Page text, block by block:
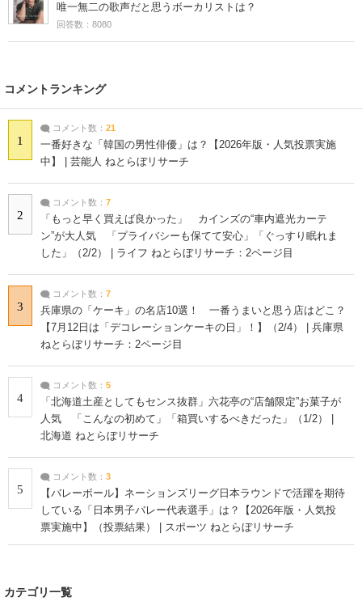
唯一無二の歌声だと思うボーカリストは？
回答数：8080
コメントランキング
1
コメント数： 21
一番好きな「韓国の男性俳優」は？【2026年版・人気投票実施
中】 | 芸能人 ねとらぼリサーチ
2
コメント数： 7
「もっと早く買えば良かった」 カインズの“車内遮光カーテ
ン”が大人気 「プライバシーも保てて安心」「ぐっすり眠れま
した」（2/2） | ライフ ねとらぼリサーチ：2ページ目
3
コメント数： 7
兵庫県の「ケーキ」の名店10選！ 一番うまいと思う店はどこ？
【7月12日は「デコレーションケーキの日」！】（2/4） | 兵庫県
ねとらぼリサーチ：2ページ目
4
コメント数： 5
「北海道土産としてもセンス抜群」六花亭の“店舗限定”お菓子が
人気 「こんなの初めて」「箱買いするべきだった」（1/2） |
北海道 ねとらぼリサーチ
5
コメント数： 3
【バレーボール】ネーションズリーグ日本ラウンドで活躍を期待
している「日本男子バレー代表選手」は？【2026年版・人気投
票実施中】（投票結果） | スポーツ ねとらぼリサーチ
カテゴリ一覧